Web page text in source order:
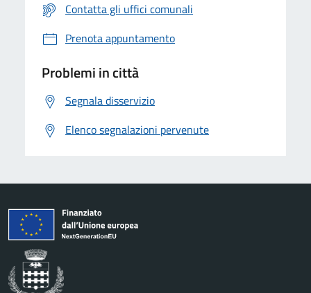
Contatta gli uffici comunali
Prenota appuntamento
Problemi in città
Segnala disservizio
Elenco segnalazioni pervenute